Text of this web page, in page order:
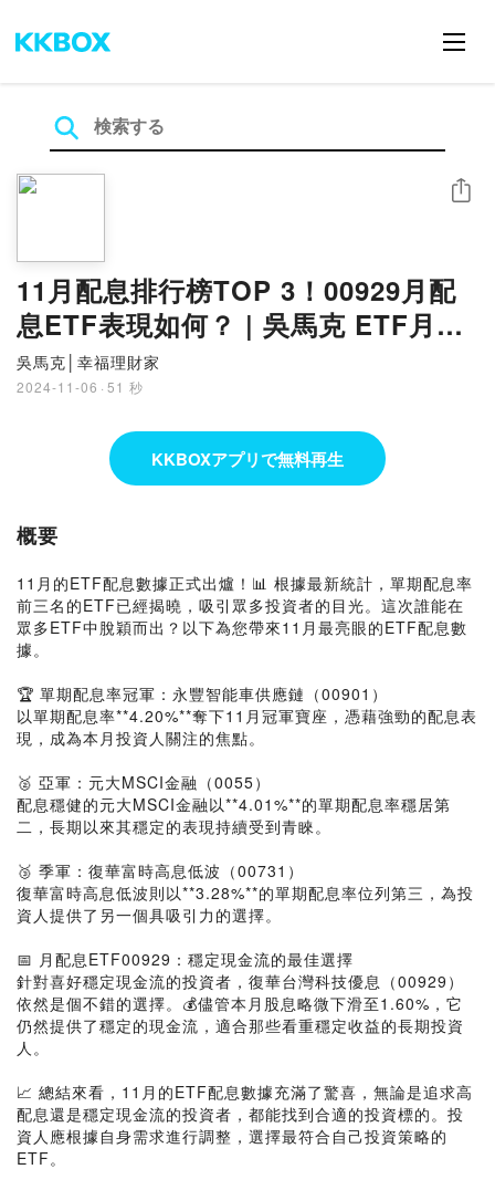
11月配息排行榜TOP 3！00929月配
息ETF表現如何？ | 吳馬克 ETF月報
#00929 #00878 #00901 #0055
#006208
吳馬克│幸福理財家
2024-11-06 · 51 秒
シェア
KKBOXアプリで無料再生
概要
11月的ETF配息數據正式出爐！📊 根據最新統計，單期配息率
前三名的ETF已經揭曉，吸引眾多投資者的目光。這次誰能在
眾多ETF中脫穎而出？以下為您帶來11月最亮眼的ETF配息數
據。
🏆 單期配息率冠軍：永豐智能車供應鏈（00901）
以單期配息率**4.20%**奪下11月冠軍寶座，憑藉強勁的配息表
現，成為本月投資人關注的焦點。
🥈 亞軍：元大MSCI金融（0055）
配息穩健的元大MSCI金融以**4.01%**的單期配息率穩居第
二，長期以來其穩定的表現持續受到青睞。
🥉 季軍：復華富時高息低波（00731）
復華富時高息低波則以**3.28%**的單期配息率位列第三，為投
資人提供了另一個具吸引力的選擇。
📅 月配息ETF00929：穩定現金流的最佳選擇
針對喜好穩定現金流的投資者，復華台灣科技優息（00929）
依然是個不錯的選擇。💰儘管本月股息略微下滑至1.60%，它
仍然提供了穩定的現金流，適合那些看重穩定收益的長期投資
人。
📈 總結來看，11月的ETF配息數據充滿了驚喜，無論是追求高
配息還是穩定現金流的投資者，都能找到合適的投資標的。投
資人應根據自身需求進行調整，選擇最符合自己投資策略的
ETF。